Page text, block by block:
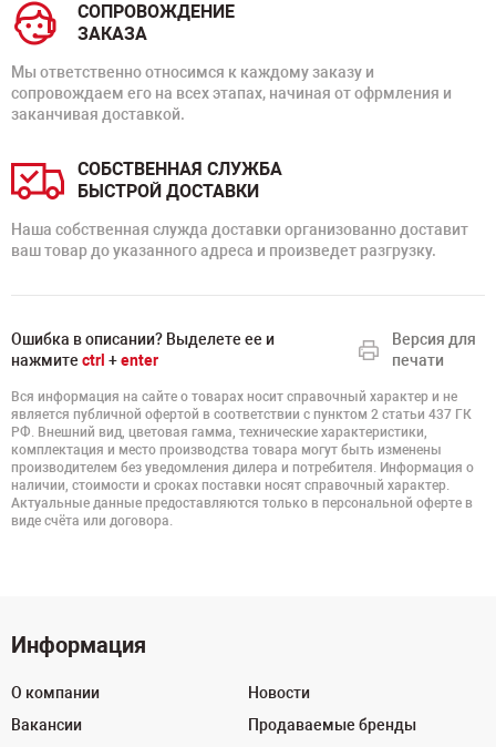
СОПРОВОЖДЕНИЕ
ЗАКАЗА
Мы ответственно относимся к каждому заказу и
сопровождаем его на всех этапах, начиная от офрмления и
заканчивая доставкой.
СОБСТВЕННАЯ СЛУЖБА
БЫСТРОЙ ДОСТАВКИ
Наша собственная служда доставки организованно доставит
ваш товар до указанного адреса и произведет разгрузку.
Ошибка в описании? Выделете ее и
нажмите ctrl +enter
Версия для
печати
Вся информация на сайте о товарах носит справочный характер и не
является публичной офертой в соответствии с пунктом 2 статьи 437 ГК
РФ. Внешний вид, цветовая гамма, технические характеристики,
комплектация и место производства товара могут быть изменены
производителем без уведомления дилера и потребителя. Информация о
наличии, стоимости и сроках поставки носят справочный характер.
Актуальные данные предоставляются только в персональной оферте в
виде счёта или договора.
Информация
О компании
Вакансии
Новости
Продаваемые бренды